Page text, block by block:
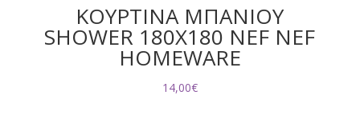
ΚΟΥΡΤΙΝΑ ΜΠΑΝΙΟΥ
SHOWER 180X180 NEF NEF
HOMEWARE
14,00€